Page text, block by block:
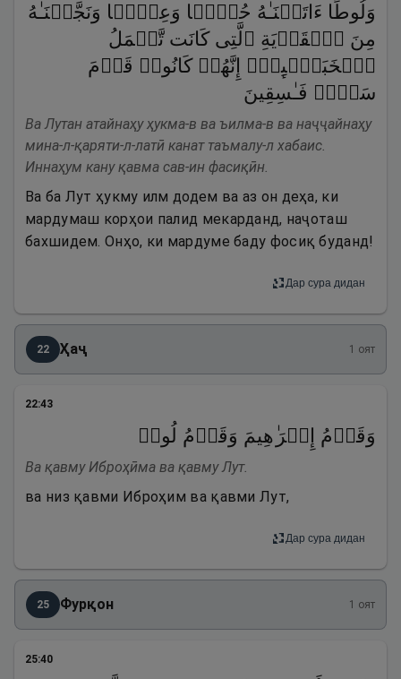
وَلُوطًا ءَاتَیۡنَـٰهُ حُكۡمࣰا وَعِلۡمࣰا وَنَجَّیۡنَـٰهُ
مِنَ ٱلۡقَرۡیَةِ ٱلَّتِی كَانَت تَّعۡمَلُ
ٱلۡخَبَـٰۤىِٕثَۚ إِنَّهُمۡ كَانُوا۟ قَوۡمَ
سَوۡءࣲ فَـٰسِقِینَ
Ва Лутан атайнаҳу ҳукма-в ва ъилма-в ва наҷҷайнаҳу
мина-л-қаряти-л-латӣ канат таъмалу-л хабаис.
Иннаҳум кану қавма сав-ин фасиқӣн.
Ва ба Лут ҳукму илм додем ва аз он деҳа, ки
мардумаш корҳои палид мекарданд, наҷоташ
бахшидем. Онҳо, ки мардуме баду фосиқ буданд!
Дар сура дидан
22 Ҳаҷ 1 оят
22:43
وَقَوۡمُ إِبۡرَ ٰ⁠هِیمَ وَقَوۡمُ لُوطࣲ
Ва қавму Иброҳӣма ва қавму Лут.
ва низ қавми Иброҳим ва қавми Лут,
Дар сура дидан
25 Фурқон 1 оят
25:40